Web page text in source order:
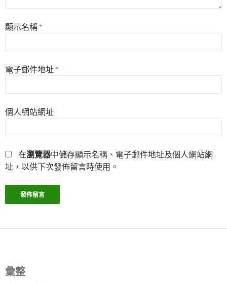
顯示名稱 *
電子郵件地址 *
個人網站網址
在瀏覽器中儲存顯示名稱、電子郵件地址及個人網站網
址，以供下次發佈留言時使用。
彙整